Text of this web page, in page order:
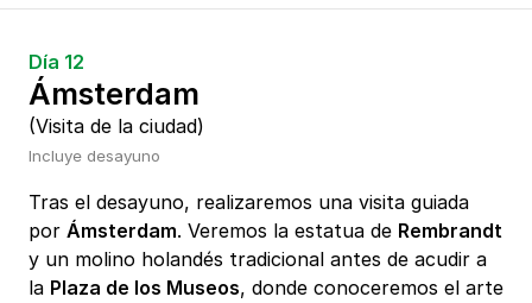
Día 12
Ámsterdam
(Visita de la ciudad)
Incluye desayuno
Tras el desayuno, realizaremos una visita guiada
por Ámsterdam. Veremos la estatua de Rembrandt
y un molino holandés tradicional antes de acudir a
la Plaza de los Museos, donde conoceremos el arte